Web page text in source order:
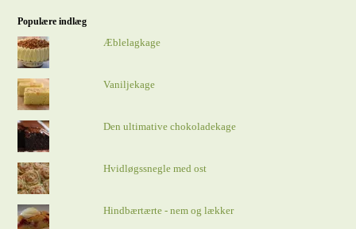
Populære indlæg
Æblelagkage
Vaniljekage
Den ultimative chokoladekage
Hvidløgssnegle med ost
Hindbærtærte - nem og lækker